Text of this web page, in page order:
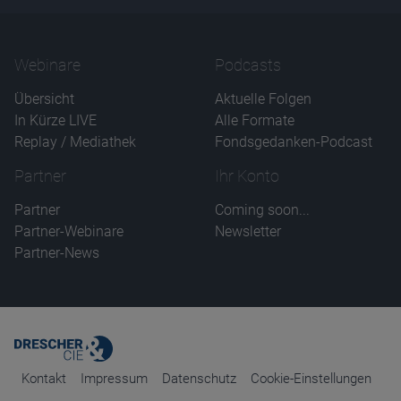
Webinare
Übersicht
In Kürze LIVE
Replay / Mediathek
Podcasts
Aktuelle Folgen
Alle Formate
Fondsgedanken-Podcast
Partner
Partner
Partner-Webinare
Partner-News
Ihr Konto
Coming soon...
Newsletter
Kontakt Impressum Datenschutz Cookie-Einstellungen